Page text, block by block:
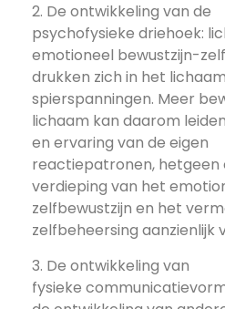
2. De ontwikkeling van de
psychofysieke driehoek:
emotioneel bewustzijn-
drukken zich in het
spierspanningen. Meer
lichaam kan daarom
en ervaring van de eigen
reactiepatronen, hetgeen
verdieping van het
zelfbewustzijn en het
zelfbeheersing aanzienlijk
3. De ontwikkeling van
fysieke